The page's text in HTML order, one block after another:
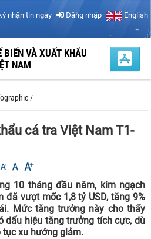
nhận tin ngày Đăng nhập English
BIẾN VÀ XUẤT KHẨU
NAM
/
cá tra Việt Nam T1-
10 tháng đầu năm, kim ngạch
đã vượt mốc 1,8 tỷ USD, tăng 9%
Mức tăng trưởng này cho thấy
dấu hiệu tăng trưởng tích cực, dù
xu hướng giảm.